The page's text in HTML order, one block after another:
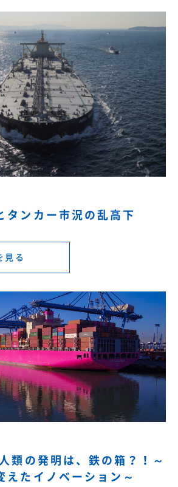
タンカー市況の乱高下
見る
類の発明は、鉄の箱？！～
えたイノベーション～